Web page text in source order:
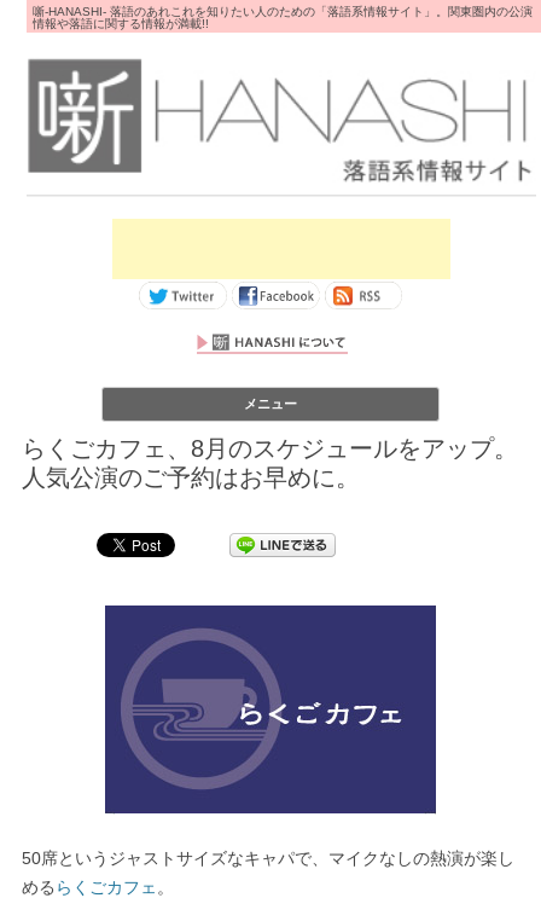
噺-HANASHI- 落語のあれこれを知りたい人のための「落語系情報サイト」。関東圏内の公演
情報や落語に関する情報が満載!!
メニュー
らくごカフェ、8月のスケジュールをアップ。
人気公演のご予約はお早めに。
50席というジャストサイズなキャパで、マイクなしの熱演が楽し
める らくごカフェ 。